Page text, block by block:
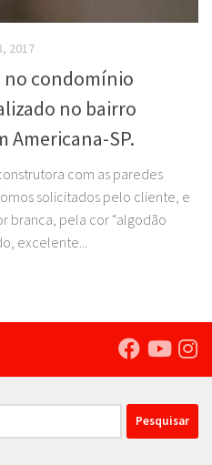
2017
condomínio
no bairro
Americana-SP.
com as paredes
solicitados pelo cliente, e
branca, pela cor “algodão
excelente...